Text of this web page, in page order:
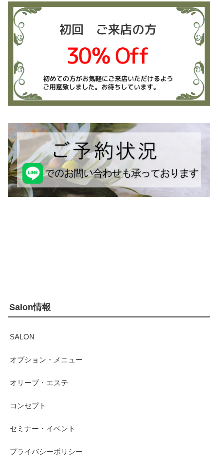
Salon情報
SALON
オプション・メニュー
オリーブ・エステ
コンセプト
セミナー・イベント
プライバシーポリシー